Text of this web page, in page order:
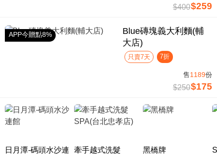
$400$259
APP今贈點8%
Blue磚塊義大利麵(輔
大店)
只賣7天 7折
售1189份
$250$175
日月潭-碼頭水沙連
牽手越式洗髮
黑橋牌